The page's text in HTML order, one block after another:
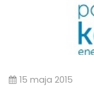
15 maja 2015